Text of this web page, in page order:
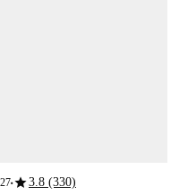
■star3.8 (330)